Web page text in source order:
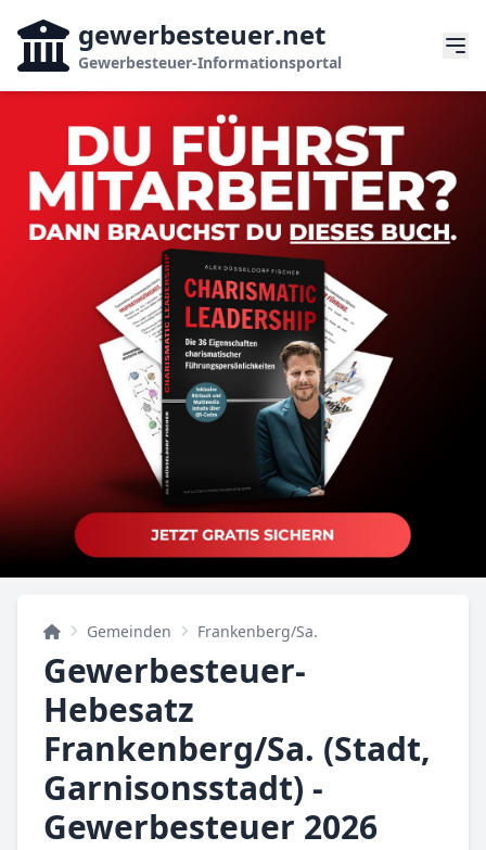
gewerbesteuer.net
Gewerbesteuer-Informationsportal
Gemeinden Frankenberg/Sa.
Gewerbesteuer-
Hebesatz
Frankenberg/Sa. (Stadt,
Garnisonsstadt) -
Gewerbesteuer 2026